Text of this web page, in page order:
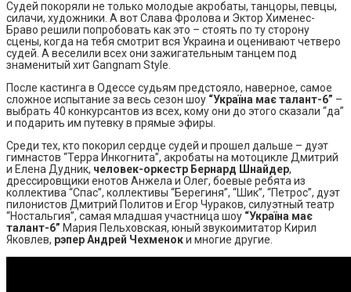
Судей покоряли не только молодые акробаты, танцоры, певцы,
силачи, художники. А вот Слава Фролова и Эктор Хименес-
Браво решили попробовать как это – стоять по ту сторону
сцены, когда на тебя смотрит вся Украина и оценивают четверо
судей. А веселили всех они зажигательным танцем под
знаменитый хит Gangnam Style.
После кастинга в Одессе судьям предстояло, наверное, самое
сложное испытание за весь сезон шоу “Україна має талант-6” –
выбрать 40 конкурсантов из всех, кому они до этого сказали “да”
и подарить им путевку в прямые эфиры.
Среди тех, кто покорил сердце судей и прошел дальше – дуэт
гимнастов “Терра Инкогнита”, акробаты на мотоцикле Дмитрий
и Елена Дудник, человек-оркестр Бернард Шнайдер,
дрессировщики енотов Анжела и Олег, боевые ребята из
коллектива “Спас”, коллективы “Берегиня”, “Шик”, “Петрос”, дуэт
пилонистов Дмитрий Политов и Егор Чураков, силуэтный театр
“Ностальгия”, самая младшая участница шоу “Україна має
талант-6” Мария Пельховская, юный звукоимитатор Кирил
Яковлев, рэпер Андрей Чехменоки многие другие.